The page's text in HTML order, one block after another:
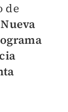
de